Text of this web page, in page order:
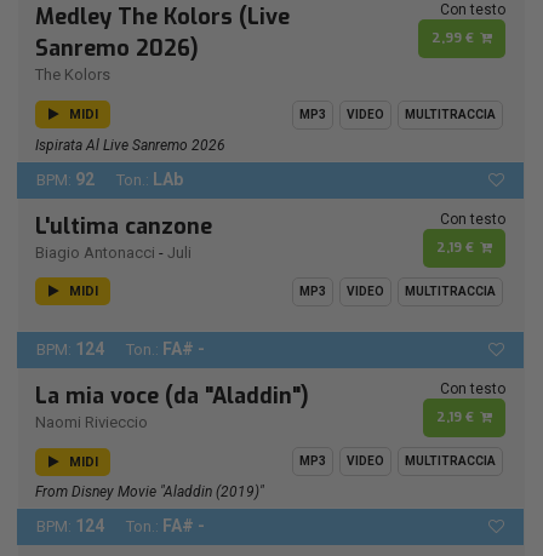
Medley The Kolors (Live
Sanremo 2026)
The Kolors
Con testo
2,99 €
MIDI MP3 VIDEO MULTITRACCIA
Ispirata Al Live Sanremo 2026
BPM: 92 Ton.: LAb
L'ultima canzone
Biagio Antonacci - Juli
Con testo
2,19 €
MIDI MP3 VIDEO MULTITRACCIA
BPM: 124 Ton.: FA# -
La mia voce (da "Aladdin")
Naomi Rivieccio
Con testo
2,19 €
MIDI MP3 VIDEO MULTITRACCIA
From Disney Movie "Aladdin (2019)"
BPM: 124 Ton.: FA# -